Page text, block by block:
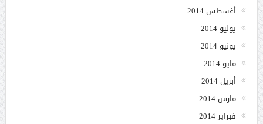
أغسطس 2014
يوليو 2014
يونيو 2014
مايو 2014
أبريل 2014
مارس 2014
فبراير 2014